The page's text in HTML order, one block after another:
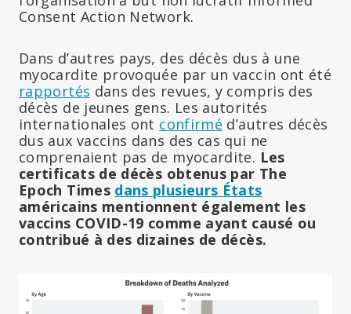
Consent Action Network.
Dans d’autres pays, des décès dus à une
myocardite provoquée par un vaccin ont été
rapportés dans des revues, y compris des
décès de jeunes gens. Les autorités
internationales ont confirmé d’autres décès
dus aux vaccins dans des cas qui ne
comprenaient pas de myocardite. Les
certificats de décès obtenus par The
Epoch Times dans plusieurs États
américains mentionnent également les
vaccins COVID-19 comme ayant causé ou
contribué à des dizaines de décès.